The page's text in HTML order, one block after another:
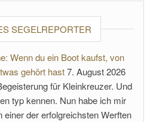
SEGELREPORTER
Wenn du ein Boot kaufst, von
gehört hast7. August 2026
für Kleinkreuzer. Und
typ kennen. Nun habe ich mir
einer der erfolgreichsten Werften